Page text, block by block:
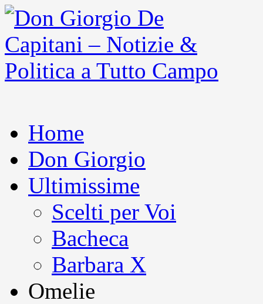
Home
Don Giorgio
Ultimissime
Scelti per Voi
Bacheca
Barbara X
Omelie